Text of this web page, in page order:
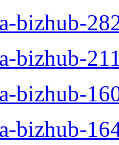
bizhub-
bizhub-
bizhub-
bizhub-